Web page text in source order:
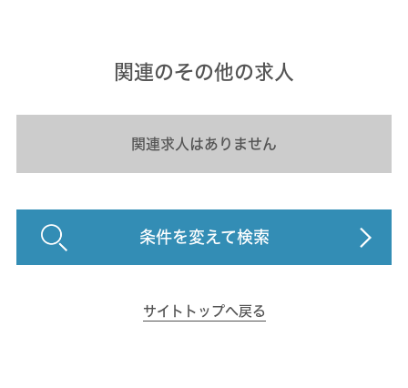
関連のその他の求人
関連求人はありません
条件を変えて検索
サイトトップへ戻る